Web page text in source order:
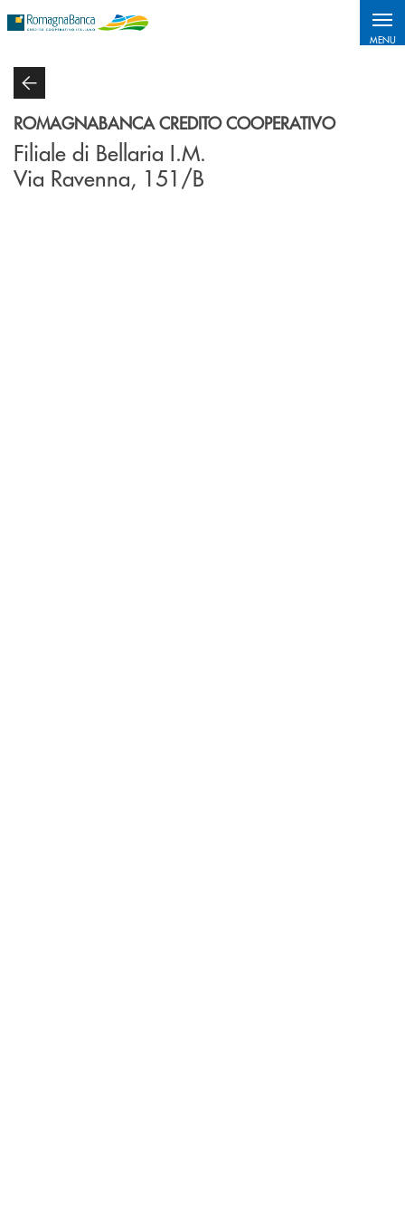
MENU
ROMAGNABANCA CREDITO COOPERATIVO
Filiale di Bellaria I.M.
Via Ravenna, 151/B